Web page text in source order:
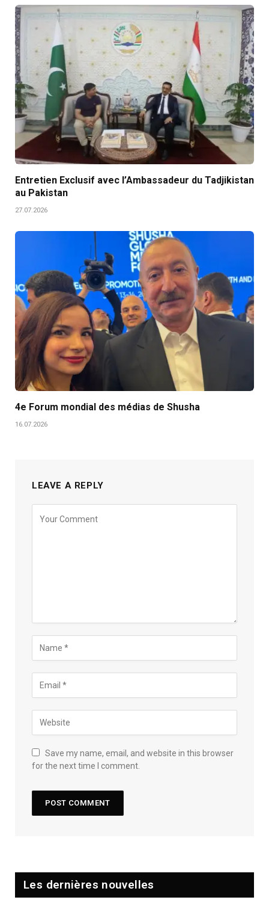
Entretien Exclusif avec l’Ambassadeur du Tadjikistan
au Pakistan
27.07.2026
4e Forum mondial des médias de Shusha
16.07.2026
LEAVE A REPLY
Save my name, email, and website in this browser
for the next time I comment.
Les dernières nouvelles